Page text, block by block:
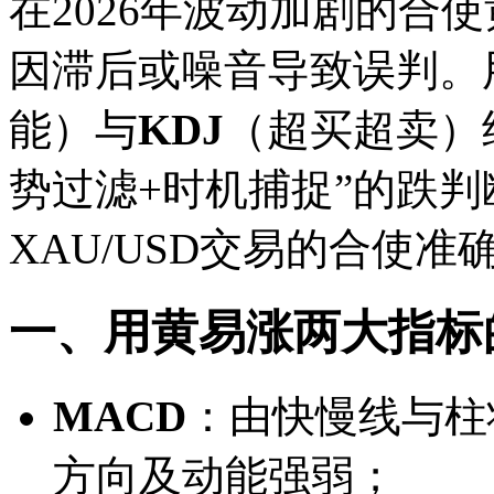
在2026年波动加剧的合
因滞后或噪音导致误判
能）与KDJ （超买超卖
势过滤+时机捕捉”的跌
XAU/USD交易的合使准
一、用黄易涨两大指
MACD ：由快慢线与
方向及动能强弱；